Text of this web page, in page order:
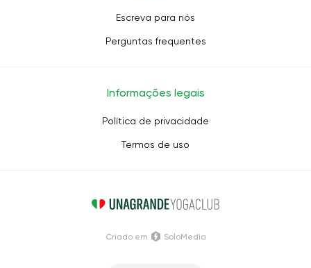
Escreva para nós
Perguntas frequentes
Informações legais
Política de privacidade
Termos de uso
Criado em SoloMedia